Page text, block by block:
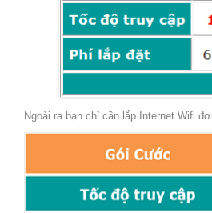
Ngoài ra bạn chỉ cần lắp Internet Wifi